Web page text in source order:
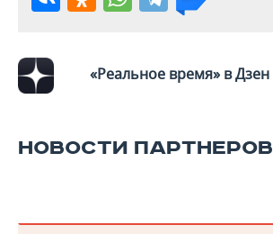
«Реальное время» в Дзен
НОВОСТИ ПАРТНЕРОВ